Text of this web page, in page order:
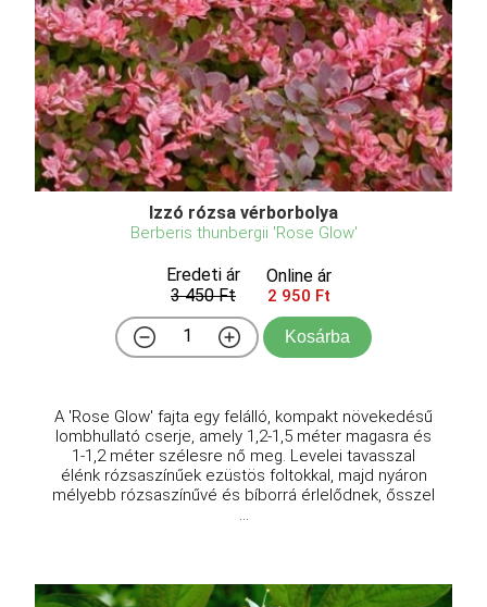
Izzó rózsa vérborbolya
Berberis thunbergii 'Rose Glow'
Eredeti ár
3 450 Ft
Online ár
2 950 Ft
Kosárba
A 'Rose Glow' fajta egy felálló, kompakt növekedésű
lombhullató cserje, amely 1,2-1,5 méter magasra és
1-1,2 méter szélesre nő meg. Levelei tavasszal
élénk rózsaszínűek ezüstös foltokkal, majd nyáron
mélyebb rózsaszínűvé és bíborrá érlelődnek, ősszel
...